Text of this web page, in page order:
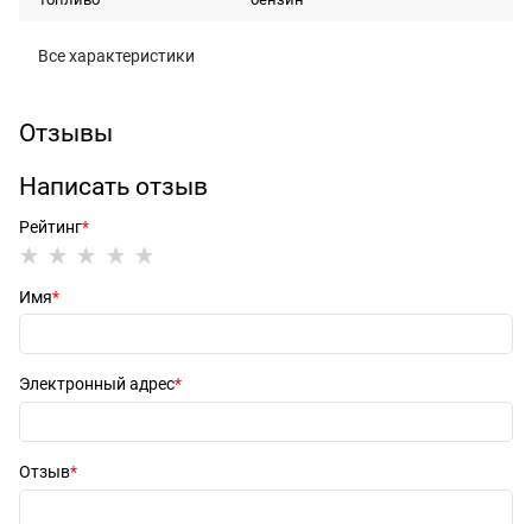
Все характеристики
Отзывы
Написать отзыв
Рейтинг
Имя
Электронный адрес
Отзыв